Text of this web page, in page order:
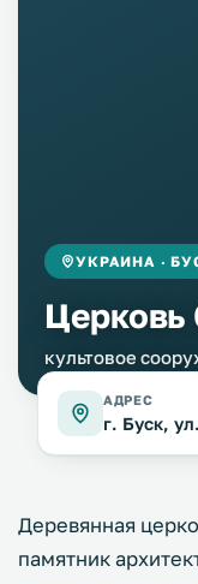
УКРАИНА ·
Церковь
культовое
АДРЕС
г. Буск,
Деревянная
памятник